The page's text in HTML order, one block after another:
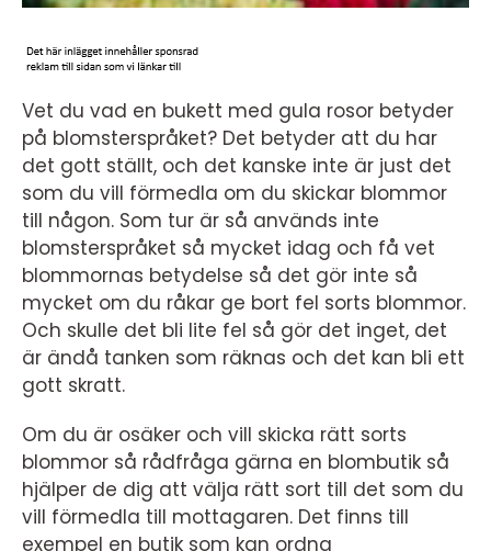
Vet du vad en bukett med gula rosor betyder
på blomsterspråket? Det betyder att du har
det gott ställt, och det kanske inte är just det
som du vill förmedla om du skickar blommor
till någon. Som tur är så används inte
blomsterspråket så mycket idag och få vet
blommornas betydelse så det gör inte så
mycket om du råkar ge bort fel sorts blommor.
Och skulle det bli lite fel så gör det inget, det
är ändå tanken som räknas och det kan bli ett
gott skratt.
Om du är osäker och vill skicka rätt sorts
blommor så rådfråga gärna en blombutik så
hjälper de dig att välja rätt sort till det som du
vill förmedla till mottagaren. Det finns till
exempel en butik som kan ordna